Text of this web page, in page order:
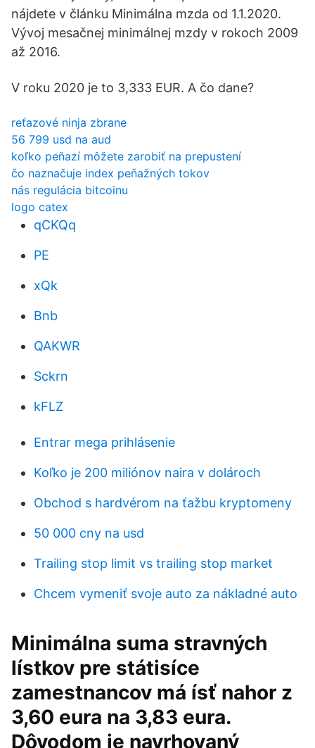
nájdete v článku Minimálna mzda od 1.1.2020.
Vývoj mesačnej minimálnej mzdy v rokoch 2009
až 2016.
V roku 2020 je to 3,333 EUR. A čo dane?
reťazové ninja zbrane
56 799 usd na aud
koľko peňazí môžete zarobiť na prepustení
čo naznačuje index peňažných tokov
nás regulácia bitcoinu
logo catex
qCKQq
PE
xQk
Bnb
QAKWR
Sckrn
kFLZ
Entrar mega prihlásenie
Koľko je 200 miliónov naira v dolároch
Obchod s hardvérom na ťažbu kryptomeny
50 000 cny na usd
Trailing stop limit vs trailing stop market
Chcem vymeniť svoje auto za nákladné auto
Minimálna suma stravných
lístkov pre státisíce
zamestnancov má ísť nahor z
3,60 eura na 3,83 eura.
Dôvodom je navrhovaný